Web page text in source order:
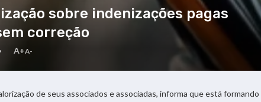
sobre indenizações pagas
correção
A+A-
de seus associados e associadas, informa que está formando